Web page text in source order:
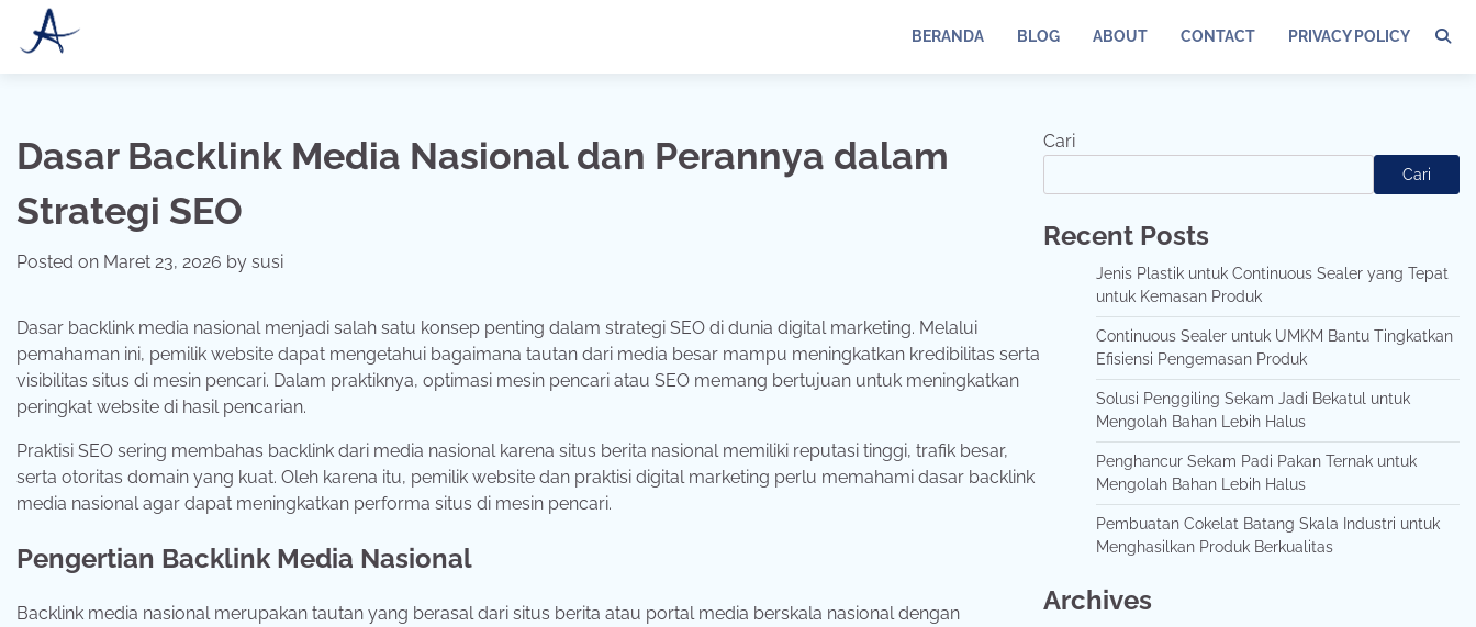
BERANDA BLOG ABOUT CONTACT PRIVACY POLICY
Dasar Backlink Media Nasional dan Perannya dalam
Strategi SEO
Posted on Maret 23, 2026 by susi
Dasar backlink media nasional menjadi salah satu konsep penting dalam strategi SEO di dunia digital marketing. Melalui
pemahaman ini, pemilik website dapat mengetahui bagaimana tautan dari media besar mampu meningkatkan kredibilitas serta
visibilitas situs di mesin pencari. Dalam praktiknya, optimasi mesin pencari atau SEO memang bertujuan untuk meningkatkan
peringkat website di hasil pencarian.
Praktisi SEO sering membahas backlink dari media nasional karena situs berita nasional memiliki reputasi tinggi, trafik besar,
serta otoritas domain yang kuat. Oleh karena itu, pemilik website dan praktisi digital marketing perlu memahami dasar backlink
media nasional agar dapat meningkatkan performa situs di mesin pencari.
Pengertian Backlink Media Nasional
Backlink media nasional merupakan tautan yang berasal dari situs berita atau portal media berskala nasional dengan
Cari
Cari
Recent Posts
Jenis Plastik untuk Continuous Sealer yang Tepat
untuk Kemasan Produk
Continuous Sealer untuk UMKM Bantu Tingkatkan
Efisiensi Pengemasan Produk
Solusi Penggiling Sekam Jadi Bekatul untuk
Mengolah Bahan Lebih Halus
Penghancur Sekam Padi Pakan Ternak untuk
Mengolah Bahan Lebih Halus
Pembuatan Cokelat Batang Skala Industri untuk
Menghasilkan Produk Berkualitas
Archives